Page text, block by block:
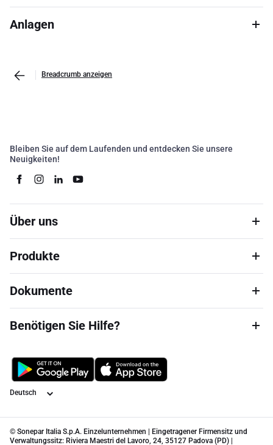
Anlagen
Breadcrumb anzeigen
Bleiben Sie auf dem Laufenden und entdecken Sie unsere
Neuigkeiten!
Über uns
Produkte
Dokumente
Benötigen Sie Hilfe?
Sprache
© Sonepar Italia S.p.A. Einzelunternehmen | Eingetragener Firmensitz und
Verwaltungssitz: Riviera Maestri del Lavoro, 24, 35127 Padova (PD) |